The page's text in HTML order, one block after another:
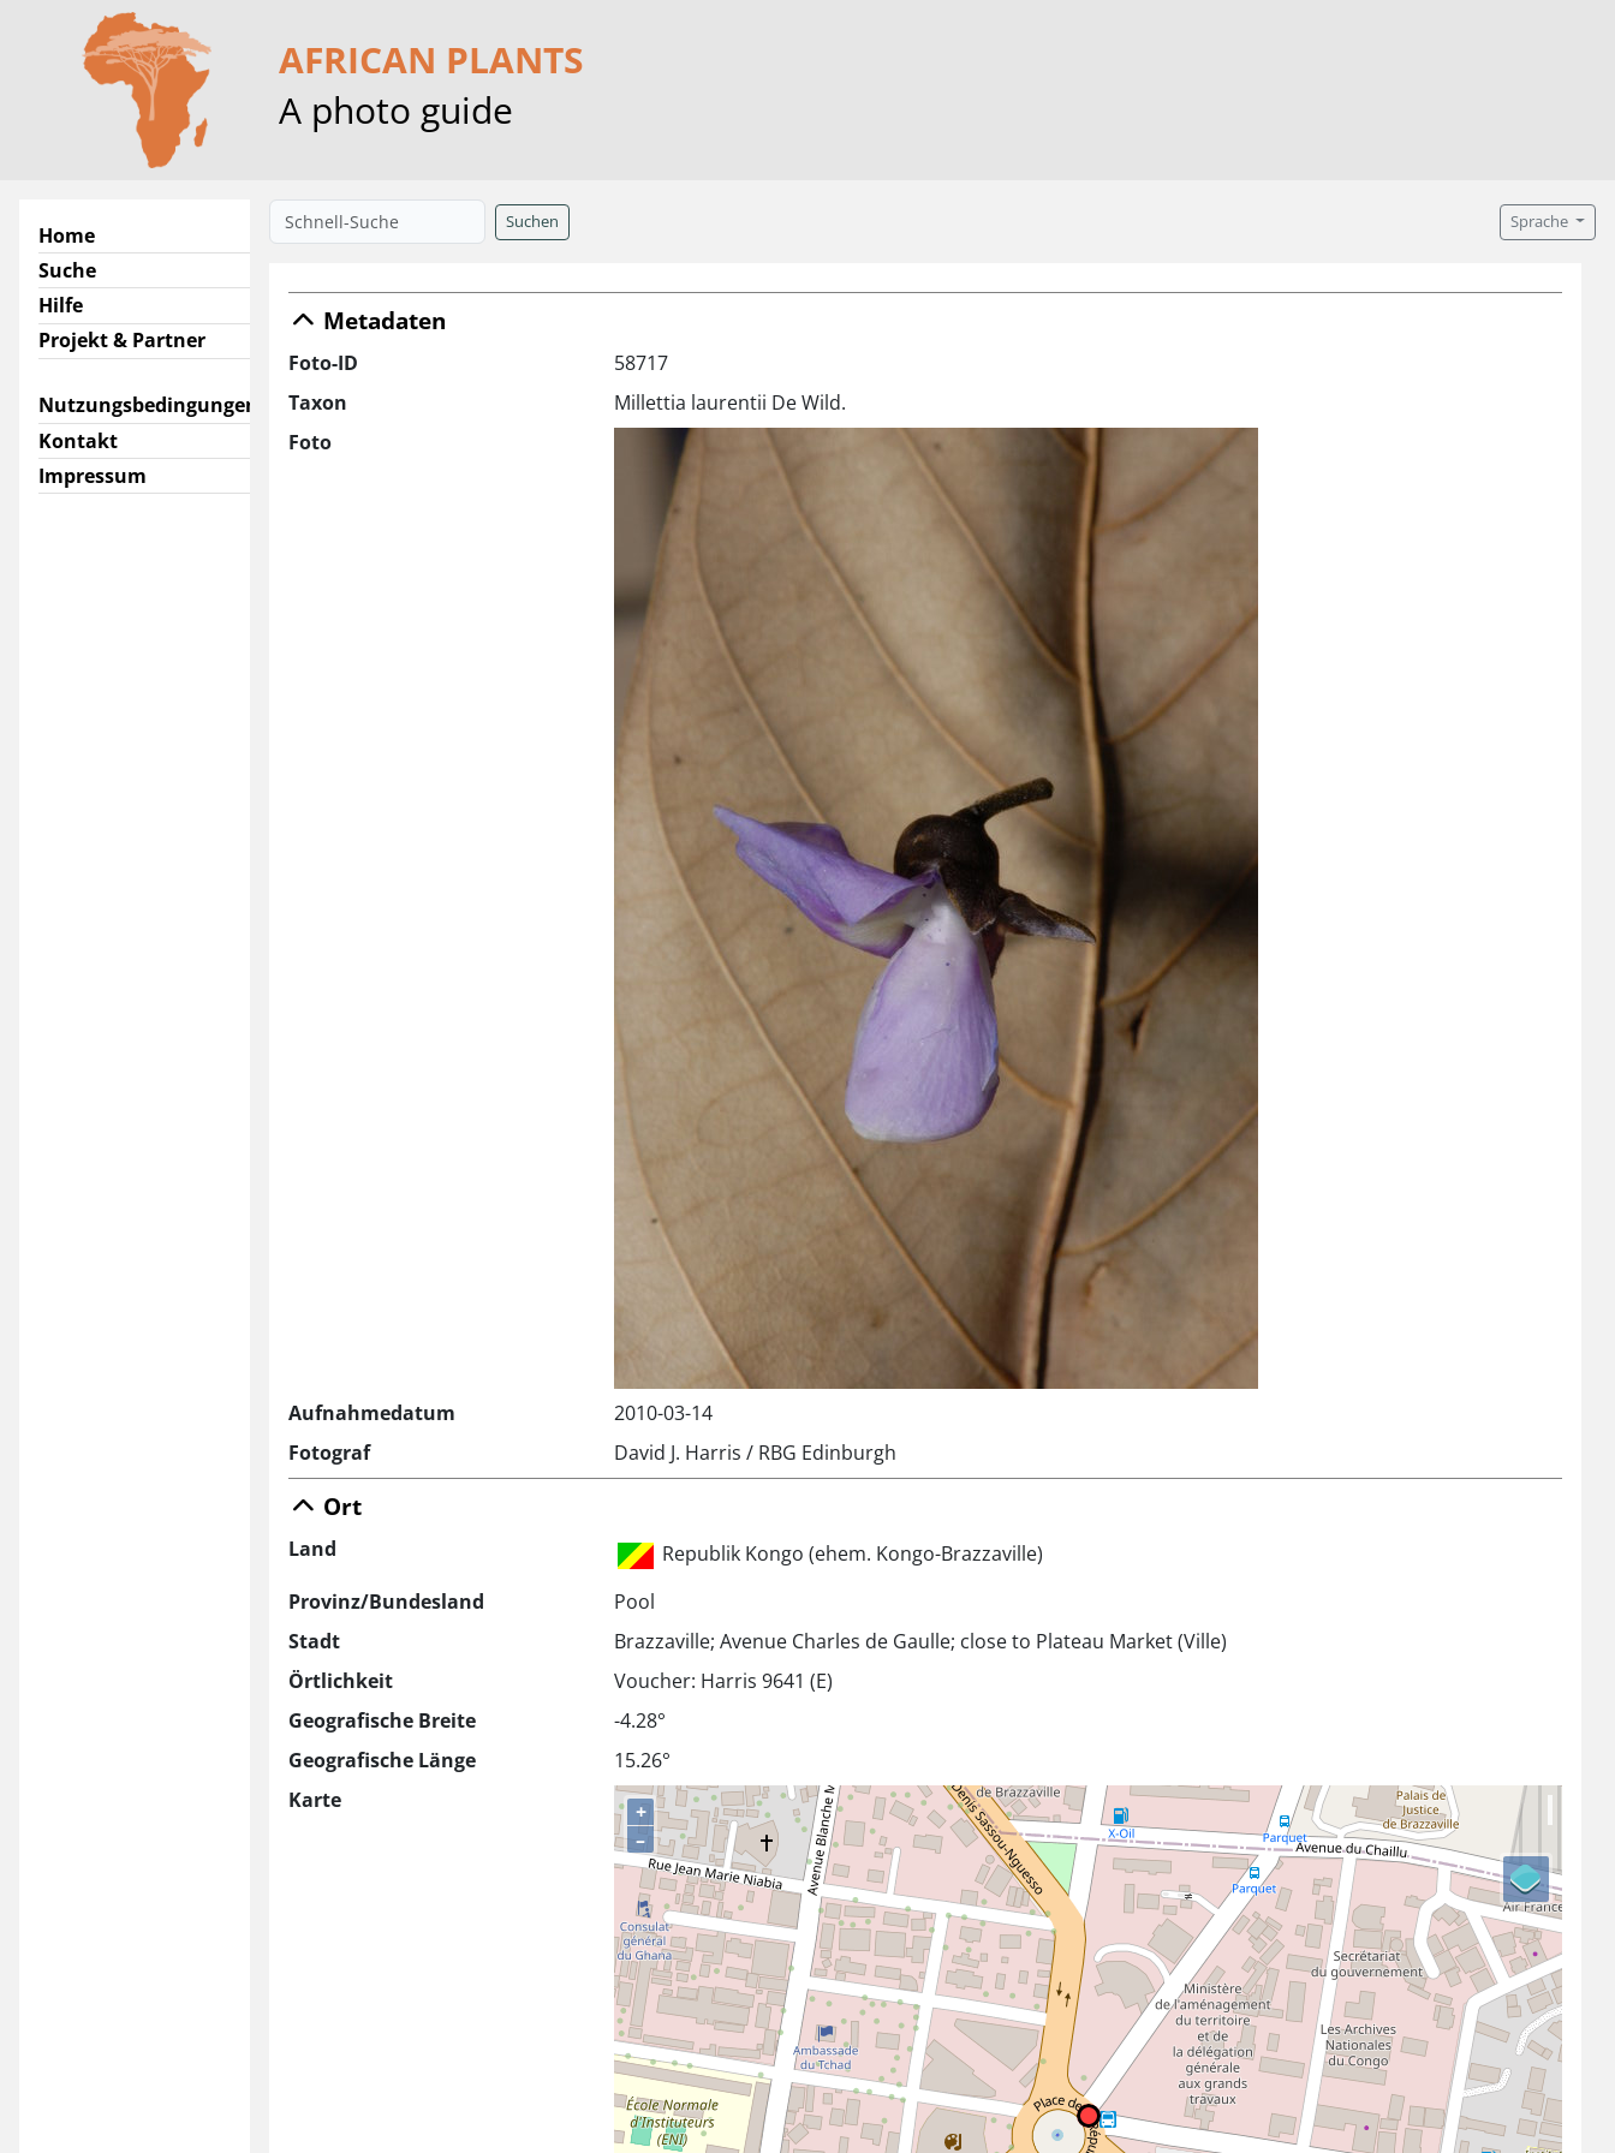
AFRICAN PLANTS
A photo guide
Home
Suche
Hilfe
Projekt & Partner
Nutzungsbedingungen
Kontakt
Impressum
Suchen Sprache
Metadaten
Foto-ID
58717
Taxon
Millettia laurentii De Wild.
Foto
Aufnahmedatum
2010-03-14
Fotograf
David J. Harris / RBG Edinburgh
Ort
Land
Republik Kongo (ehem. Kongo-Brazzaville)
Provinz/Bundesland
Pool
Stadt
Brazzaville; Avenue Charles de Gaulle; close to Plateau Market (Ville)
Örtlichkeit
Voucher: Harris 9641 (E)
Geografische Breite
-4.28°
Geografische Länge
15.26°
Karte
+
–